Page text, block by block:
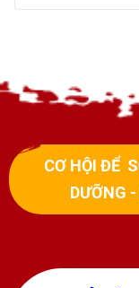
CƠ HỘI ĐỂ
DƯỠNG